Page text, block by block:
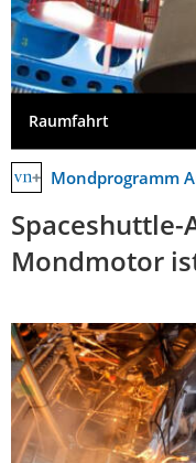
Raumfahrt
Mondprogramm
Mondmotor